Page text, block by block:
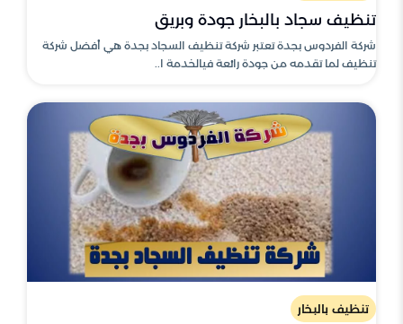
تنظيف سجاد بالبخار جودة وبريق
شركة الفردوس بجدة تعتبر شركة تنظيف السجاد بجدة هي أفضل شركة
تنظيف لما تقدمه من جودة رائعة فيالخدمة ا..
تنظيف بالبخار